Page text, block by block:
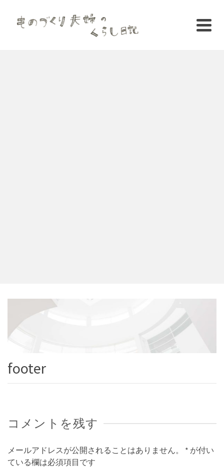
footer
コメントを残す
メールアドレスが公開されることはありません。 * が付い
ている欄は必須項目です